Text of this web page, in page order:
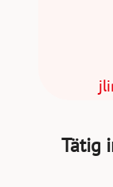
Tätig